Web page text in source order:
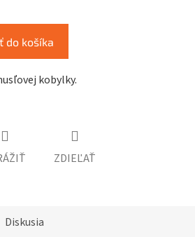
do košíka
kobylky.
ZDIEĽAŤ
Diskusia